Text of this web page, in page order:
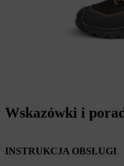
Wskazówki i
INSTRUKCJA OBSŁUGI